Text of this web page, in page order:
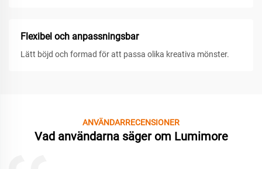
Flexibel och anpassningsbar
Lätt böjd och formad för att passa olika kreativa mönster.
ANVÄNDARRECENSIONER
Vad användarna säger om Lumimore